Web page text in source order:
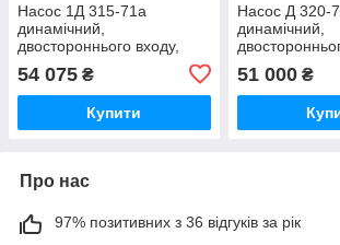
Насос 1Д 315-71а
динамічний,
двостороннього входу,
горизонтальний,
одноступеневий для води.
54 075 ₴
Купити
Насос Д 320-
динамічний,
51 000₴
Про нас
97% позитивних з 36 відгуків за рік